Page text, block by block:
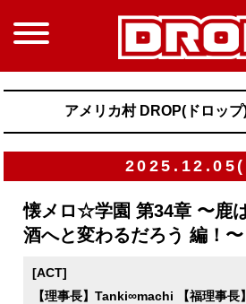
アメリカ村 DROP(ドロッ
懐メロ☆学園 第34章 〜鹿
酒へと変わるだろう 編！〜
[ACT]
【理事長】Tanki∞machi 【福理事長